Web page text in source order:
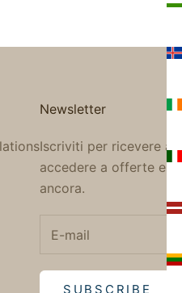
Newsletter
Iscriviti per ricevere
accedere a offerte
ancora.
SUBSCRIBE